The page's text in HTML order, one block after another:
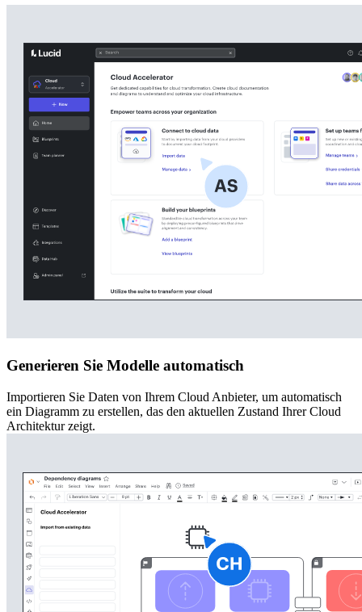
Generieren Sie Modelle automatisch
Importieren Sie Daten von Ihrem Cloud Anbieter, um automatisch
ein Diagramm zu erstellen, das den aktuellen Zustand Ihrer Cloud
Architektur zeigt.